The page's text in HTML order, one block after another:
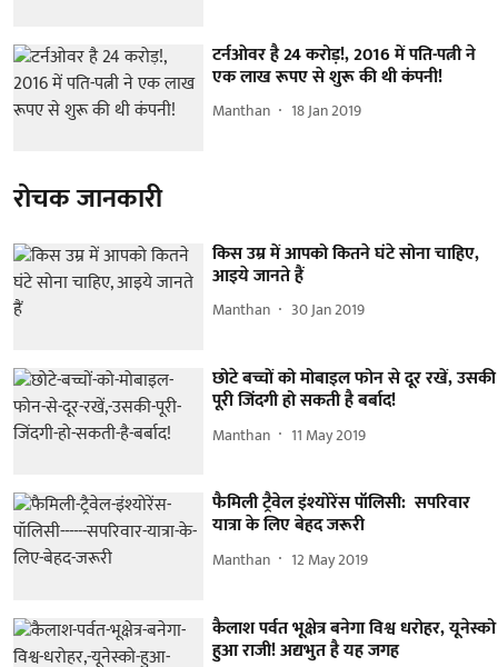
टर्नओवर है 24 करोड़!, 2016 में पति-पत्नी ने
एक लाख रूपए से शुरू की थी कंपनी!
Manthan 18 Jan 2019
रोचक जानकारी
किस उम्र में आपको कितने घंटे सोना चाहिए,
आइये जानते हैं
Manthan 30 Jan 2019
छोटे बच्चों को मोबाइल फोन से दूर रखें, उसकी
पूरी जिंदगी हो सकती है बर्बाद!
Manthan 11 May 2019
फैमिली ट्रैवेल इंश्योरेंस पॉलिसी: सपरिवार
यात्रा के लिए बेहद जरूरी
Manthan 12 May 2019
कैलाश पर्वत भूक्षेत्र बनेगा विश्व धरोहर, यूनेस्को
हुआ राजी! अद्यभुत है यह जगह